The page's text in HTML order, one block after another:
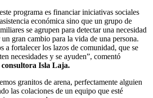
programa es financiar iniciativas sociales
económica sino que un grupo de
se agrupen para detectar una necesidad
gran cambio para la vida de una persona.
a fortalecer los lazos de comunidad, que se
necesidades y se ayuden”, comentó
Isla Laja.
granitos de arena, perfectamente alguien
las colaciones de un equipo que esté